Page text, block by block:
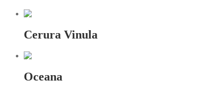
Cerura Vinula
Oceana